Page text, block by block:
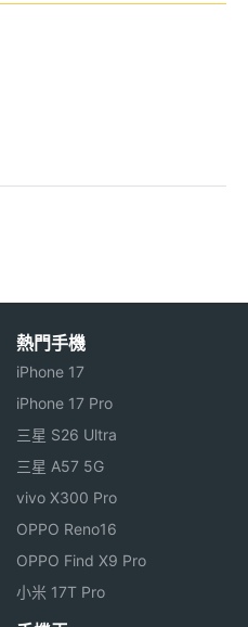
熱門手機
iPhone 17
iPhone 17 Pro
三星 S26 Ultra
三星 A57 5G
vivo X300 Pro
OPPO Reno16
OPPO Find X9 Pro
小米 17T Pro